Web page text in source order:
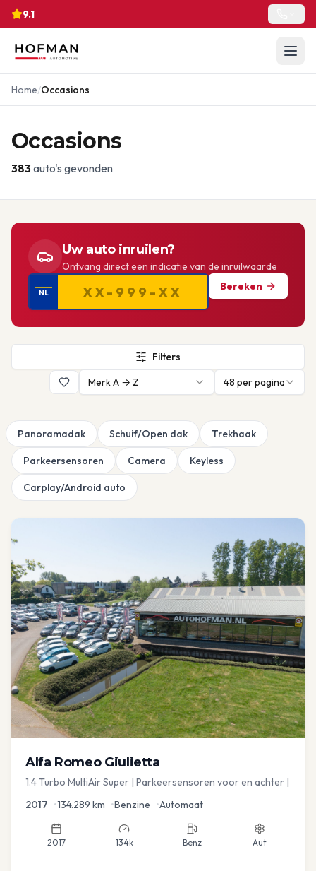
9.1
Home/Occasions
Occasions
383auto's gevonden
Uw auto inruilen?
Ontvang direct een indicatie van de inruilwaarde
NL
Bereken
Filters
Merk A → Z
48 per pagina
Panoramadak Schuif/Open dak Trekhaak
Parkeersensoren Camera Keyless
Carplay/Android auto
Alfa Romeo Giulietta
1.4 Turbo MultiAir Super | Parkeersensoren voor en achter |
2017 •134.289 km •Benzine •Automaat
2017 134k Benz Aut